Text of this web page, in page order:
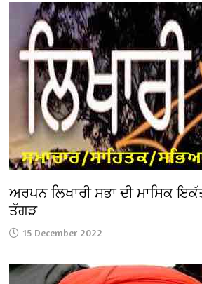
ਅਰਪਨ ਲਿਖਾਰੀ ਸਭਾ ਦੀ ਮਾਸਿਕ
ਤੱਗੜ
15 December 2022